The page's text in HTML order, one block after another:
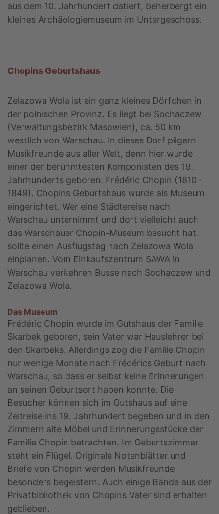
aus dem 10. Jahrhundert datiert, beherbergt ein
kleines Archäologiemuseum im Untergeschoss.
Chopins Geburtshaus
Zelazowa Wola ist ein ganz kleines Dörfchen in
der polnischen Provinz. Es liegt bei Sochaczew
(Verwaltungsbezirk Masowien), ca. 50 km
westlich von Warschau. In dieses Dorf pilgern
Musikfreunde aus aller Welt, denn hier wurde
einer der berühmtesten Komponisten des 19.
Jahrhunderts geboren: Frédéric Chopin (1810 -
1849). Chopins Geburtshaus wurde als Museum
eingerichtet. Wer eine Städtereise nach
Warschau unternimmt und dort vielleicht auch
das Warschauer Chopin-Museum besucht hat,
sollte einen Ausflugstag nach Zelazowa Wola
einplanen. Vom Einkaufszentrum SAWA in
Warschau verkehren Busse nach Sochaczew und
Zelazowa Wola.
Das Museum
Frédéric Chopin wurde im Gutshaus der Familie
Skarbek geboren, sein Vater war Hauslehrer bei
den Skarbeks. Allerdings zog die Familie Chopin
nur wenige Monate nach Frédérics Geburt nach
Warschau, so dass er selbst keine Erinnerungen
an seinen Geburtsort haben konnte. Die
Besucher können sich im Gutshaus auf eine
Zeitreise ins 19. Jahrhundert begeben und in den
Zimmern alte Möbel und Erinnerungsstücke der
Familie Chopin betrachten. Im Geburtszimmer
steht ein Flügel. Originale Notenblätter und
Briefe von Chopin werden Musikfreunde
besonders begeistern. Auch einige Bände aus der
Privatbibliothek von Chopins Vater sind erhalten
geblieben.